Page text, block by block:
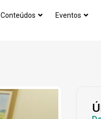
Conteúdos Eventos